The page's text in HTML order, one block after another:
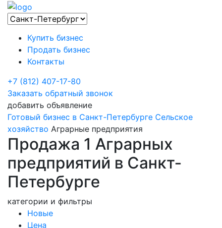
Купить бизнес
Продать бизнес
Контакты
+7 (812) 407-17-80
Заказать обратный звонок
добавить объявление
Готовый бизнес в Санкт-Петербурге Сельское
хозяйство Аграрные предприятия
Продажа 1 Аграрных
предприятий в Санкт-
Петербурге
категории и фильтры
Новые
Цена